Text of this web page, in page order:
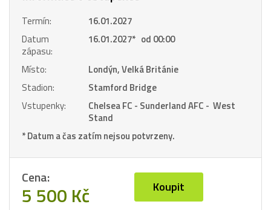
Termín:
16.01.2027
Datum
zápasu:
16.01.2027* od 00:00
Místo:
Londýn, Velká Británie
Stadion:
Stamford Bridge
Vstupenky:
Chelsea FC - Sunderland AFC - West
Stand
* Datum a čas zatím nejsou potvrzeny.
Cena:
5 500 Kč Koupit